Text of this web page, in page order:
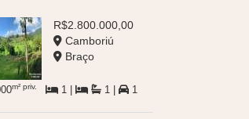
R$2.800.000,00
Camboriú
Braço
m² priv. 1 | 1 | 1